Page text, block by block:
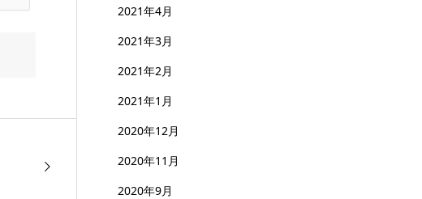
2021年4月
2021年3月
2021年2月
2021年1月
2020年12月
2020年11月
2020年9月